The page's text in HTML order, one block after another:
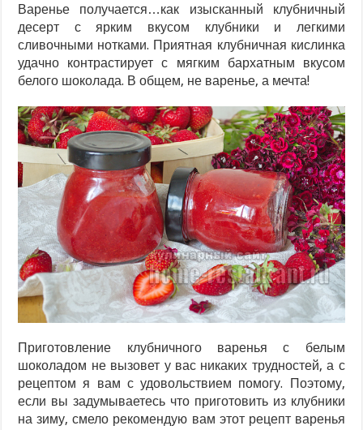
Варенье получается…как изысканный клубничный
десерт с ярким вкусом клубники и легкими
сливочными нотками. Приятная клубничная кислинка
удачно контрастирует с мягким бархатным вкусом
белого шоколада. В общем, не варенье, а мечта!
Приготовление клубничного варенья с белым
шоколадом не вызовет у вас никаких трудностей, а с
рецептом я вам с удовольствием помогу. Поэтому,
если вы задумываетесь что приготовить из клубники
на зиму, смело рекомендую вам этот рецепт варенья